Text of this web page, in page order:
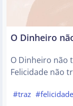
O Dinheiro
O Dinheiro não
Felicidade não
#traz #felicidade